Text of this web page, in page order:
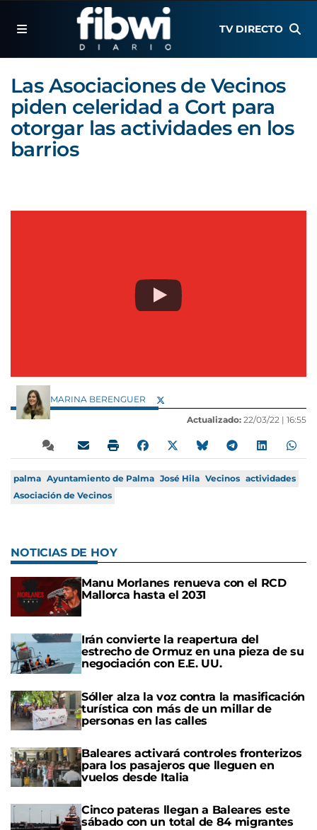
TV DIRECTO
Las Asociaciones de Vecinos
piden celeridad a Cort para
otorgar las actividades en los
barrios
MARINA BERENGUER
Actualizado: 22/03/22 | 16:55
palma Ayuntamiento de Palma José Hila Vecinos actividades
Asociación de Vecinos
NOTICIAS DE HOY
Manu Morlanes renueva con el RCD
Mallorca hasta el 2031
Irán convierte la reapertura del
estrecho de Ormuz en una pieza de su
negociación con E.E. UU.
Sóller alza la voz contra la masificación
turística con más de un millar de
personas en las calles
Baleares activará controles fronterizos
para los pasajeros que lleguen en
vuelos desde Italia
Cinco pateras llegan a Baleares este
sábado con un total de 84 migrantes